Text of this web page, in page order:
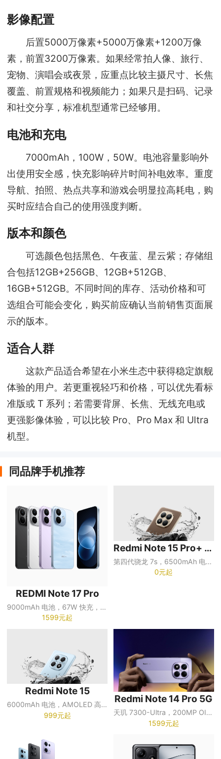
影像配置
后置5000万像素+5000万像素+1200万像
素，前置3200万像素。如果经常拍人像、旅行、
宠物、演唱会或夜景，应重点比较主摄尺寸、长焦
覆盖、前置规格和视频能力；如果只是扫码、记录
和社交分享，标准机型通常已经够用。
电池和充电
7000mAh，100W，50W。电池容量影响外
出使用安全感，快充影响碎片时间补电效率。重度
导航、拍照、热点共享和游戏会明显拉高耗电，购
买时应结合自己的使用强度判断。
版本和颜色
可选颜色包括黑色、午夜蓝、星云紫；存储组
合包括12GB+256GB、12GB+512GB、
16GB+512GB。不同时间的库存、活动价格和可
选组合可能会变化，购买前应确认当前销售页面展
示的版本。
适合人群
这款产品适合希望在小米生态中获得稳定旗舰
体验的用户。若更重视轻巧和价格，可以优先看标
准版或 T 系列；若需要背屏、长焦、无线充电或
更强影像体验，可以比较 Pro、Pro Max 和 Ultra
机型。
同品牌手机推荐
REDMI Note 17 Pro
9000mAh 电池，67W 快充，1.5K 超级阳光屏
1599元起
Redmi Note 15 Pro+ 5G
第四代骁龙 7s，6500mAh 电池，100W 快充
0元起
Redmi Note 15
6000mAh 电池，AMOLED 高刷屏，108MP 主摄
999元起
Redmi Note 14 Pro 5G
天玑 7300-Ultra，200MP OIS 主摄，5110mAh 电池
1599元起